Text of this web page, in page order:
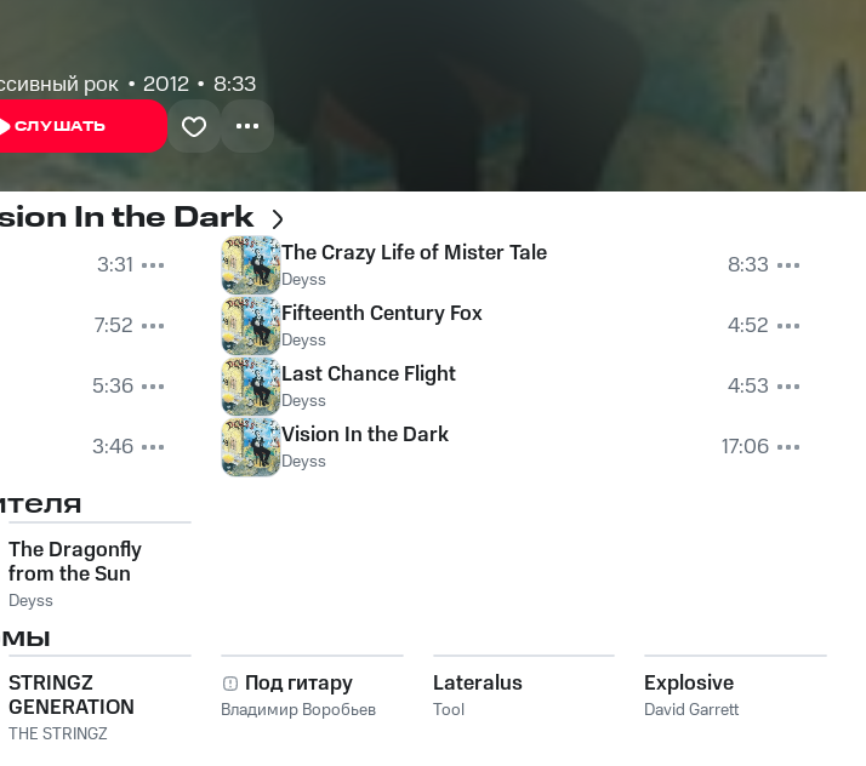
рок 2012 8:33
СЛУШАТЬ
In the Dark
3:31
7:52
5:36
3:46
The Crazy Life of Mister Tale
Deyss
8:33
Fifteenth Century Fox
Deyss
4:52
Last Chance Flight
Deyss
4:53
Vision In the Dark
Deyss 17:06
The Dragonfly
from the Sun
Deyss
STRINGZ
GENERATION
THE STRINGZ
Под гитару
Владимир Воробьев
Lateralus
Tool
Explosive
David Garrett